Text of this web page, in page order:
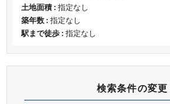
検索条件の変更
土地面積 : 指定なし
築年数 : 指定なし
駅まで徒歩 : 指定なし